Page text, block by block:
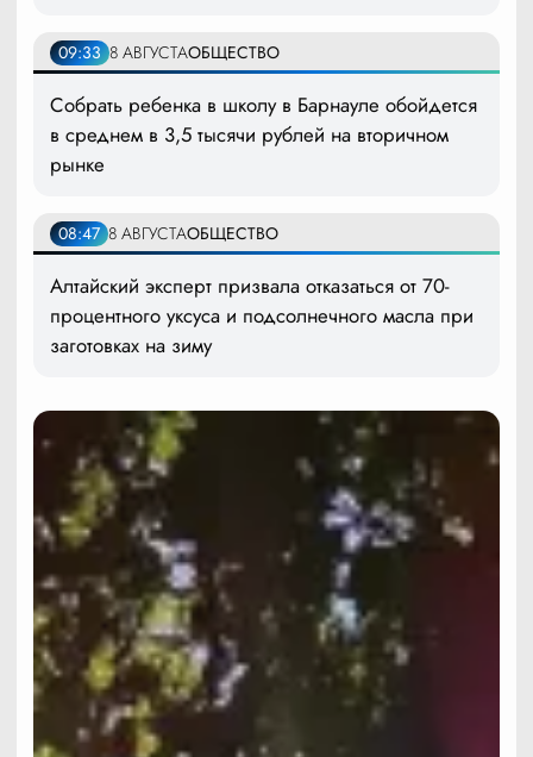
09:33 8 АВГУСТАОБЩЕСТВО
Собрать ребенка в школу в Барнауле обойдется
в среднем в 3,5 тысячи рублей на вторичном
рынке
08:47 8 АВГУСТАОБЩЕСТВО
Алтайский эксперт призвала отказаться от 70-
процентного уксуса и подсолнечного масла при
заготовках на зиму